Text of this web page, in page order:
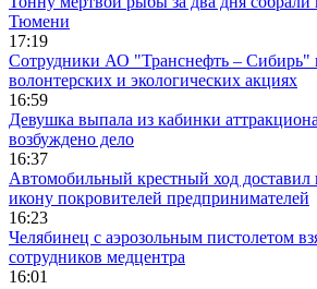
Тюмени
17:19
Сотрудники АО "Транснефть – Сибирь"
волонтерских и экологических акциях
16:59
Девушка выпала из кабинки
возбуждено дело
16:37
Автомобильный крестный ход доставил
икону покровителей предпринимателей
16:23
Челябинец с аэрозольным пистолетом
сотрудников медцентра
16:01